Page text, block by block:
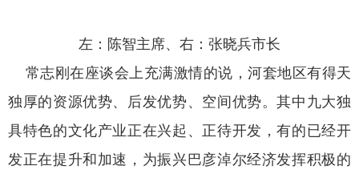
左：陈智主席、右：张晓兵市长
常志刚在座谈会上充满激情的说，河套地区有得天
独厚的资源优势、后发优势、空间优势。其中九大独
具特色的文化产业正在兴起、正待开发，有的已经开
发正在提升和加速，为振兴巴彦淖尔经济发挥积极的